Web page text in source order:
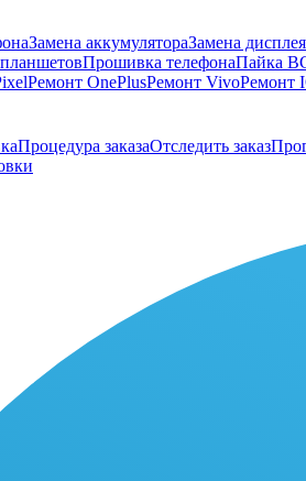
Замена аккумулятораЗамена
Прошивка телефонаПайка
Ремонт OnePlusРемонт VivoРемонт
Процедура заказаОтследить заказ